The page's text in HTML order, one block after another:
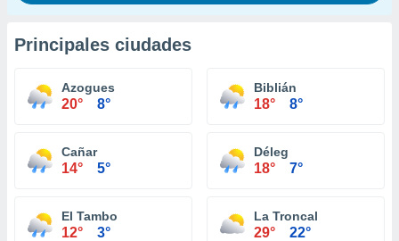
Principales ciudades
Azogues
20° 8°
Biblián
18° 8°
Cañar
14° 5°
Déleg
18° 7°
El Tambo
12° 3°
La Troncal
29° 22°